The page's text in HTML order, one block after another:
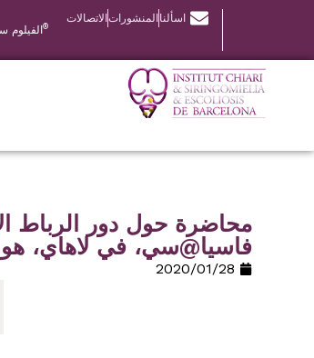
اسألنا المنشورات الاتصالات
® الفيلوم
محاضرة حول دور الرباط
فاسيا@سي، في لاهاي،
28‏/01‏/2020